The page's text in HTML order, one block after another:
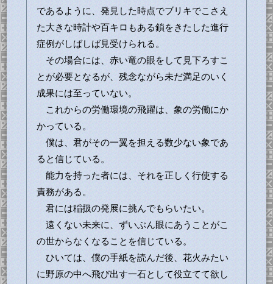
であるように、発見した時点でブリキでこさえ
た大きな時計や百キロもある鎖をきたした進行
症例がしばしば見受けられる。
その場合には、赤い竜の眼をして見下ろすこ
とが必要となるが、残念ながら未だ満足のいく
成果には至っていない。
これからの労働環境の飛躍は、象の労働にか
かっている。
僕は、君がその一翼を担える数少ない象であ
ると信じている。
能力を持った者には、それを正しく行使する
責務がある。
君には稲扱の発展に挑んでもらいたい。
遠くない未来に、ずいぶん眼にあうことがこ
の世からなくなることを信じている。
ひいては、僕の手紙を読んだ後、花火みたい
に野原の中へ飛び出す一石として役立てて欲し